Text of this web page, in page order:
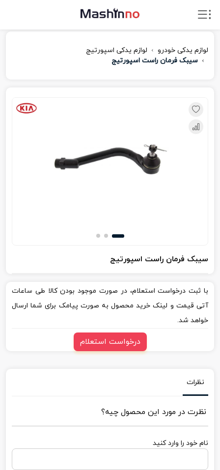
لوازم یدکی خودرو
لوازم یدکی اسپورتیج
سیبک فرمان راست اسپورتیج
سیبک فرمان راست اسپورتیج
با ثبت درخواست استعلام، در صورت موجود بودن کالا طی ساعات
آتی قیمت و لینک خرید محصول به صورت پیامک برای شما ارسال
خواهد شد.
درخواست استعلام
نظرات
نظرت در مورد این محصول چیه؟
نام خود را وارد کنید